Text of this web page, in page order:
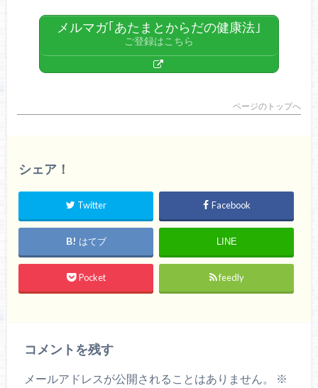
メルマガ｢あたまとからだの健康法｣
ご登録はこちら
ページのトップへ
シェア！
Twitter Facebook
はてブ LINE
Pocket feedly
コメントを残す
メールアドレスが公開されることはありません。
※